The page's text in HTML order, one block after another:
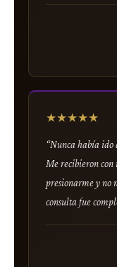
★★★★★
“Nunca había ido
Me recibieron con
presionarme y no
consulta fue